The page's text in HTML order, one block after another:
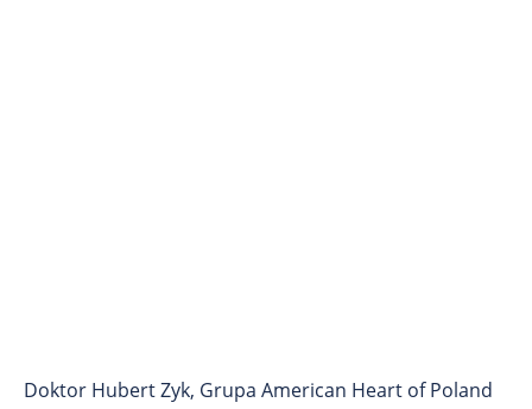
Doktor Hubert Zyk, Grupa American Heart of Poland